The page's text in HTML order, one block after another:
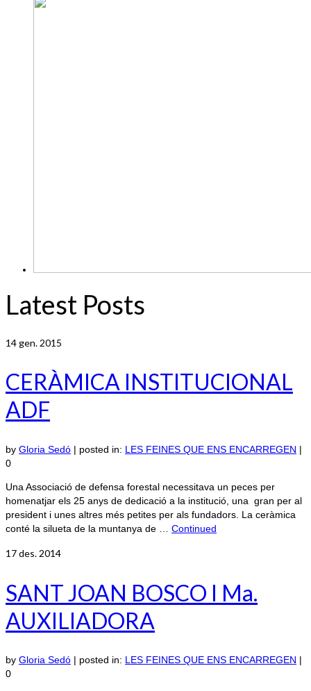
Latest Posts
14gen. 2015
CERÀMICA INSTITUCIONAL
ADF
by Gloria Sedó | posted in: LES FEINES QUE ENS ENCARREGEN |
0
Una Associació de defensa forestal necessitava un peces per
homenatjar els 25 anys de dedicació a la institució, una gran per al
president i unes altres més petites per als fundadors. La ceràmica
conté la silueta de la muntanya de … Continued
17des. 2014
SANT JOAN BOSCO I Ma.
AUXILIADORA
by Gloria Sedó | posted in: LES FEINES QUE ENS ENCARREGEN |
0